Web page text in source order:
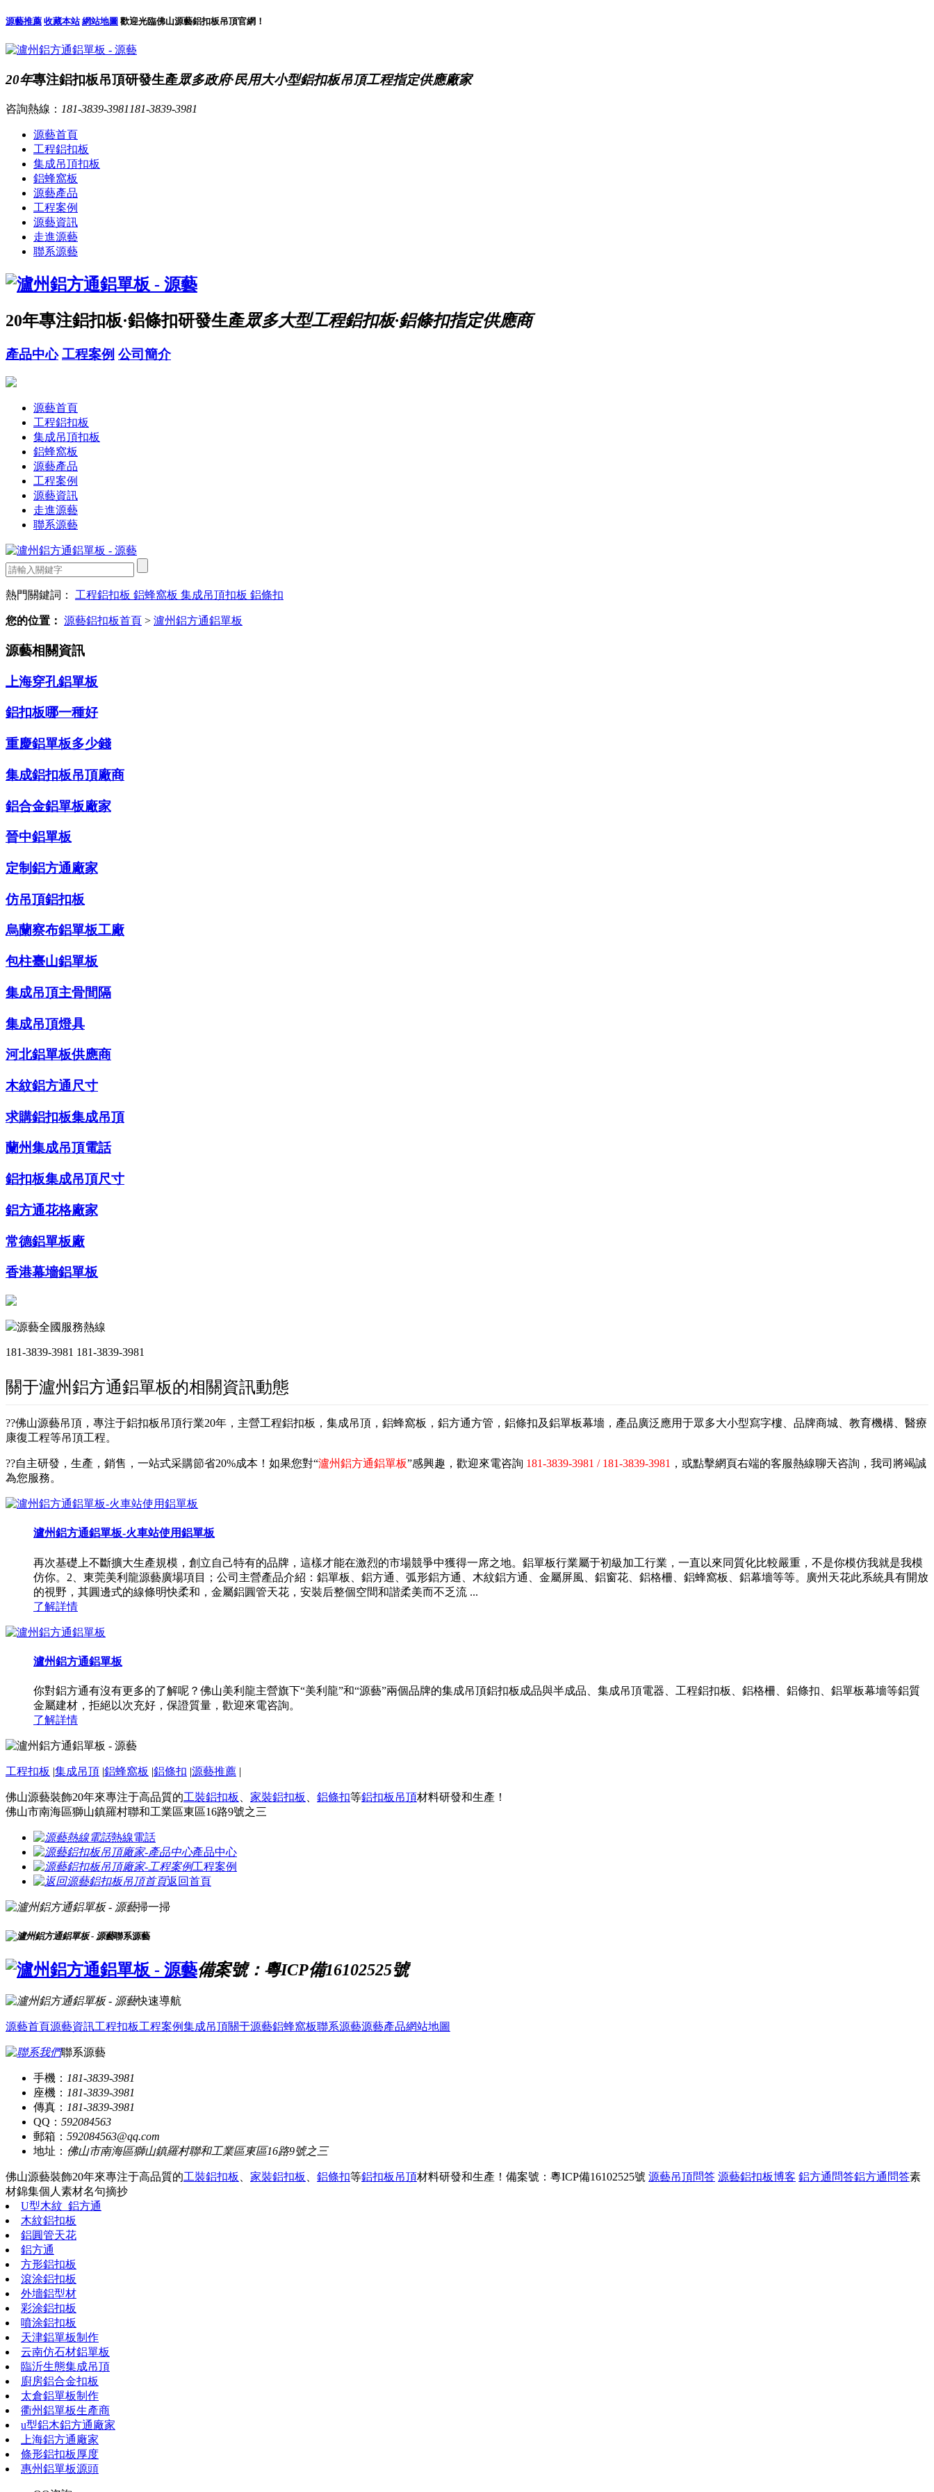
源藝推薦 收藏本站 網站地圖 歡迎光臨佛山源藝鋁扣板吊頂官網！
20年專注鋁扣板吊頂研發生產眾多政府·民用大小型鋁扣板吊頂工程指定供應廠家
咨詢熱線： 181-3839-3981 181-3839-3981
源藝首頁
工程鋁扣板
集成吊頂扣板
鋁蜂窩板
源藝產品
工程案例
源藝資訊
走進源藝
聯系源藝
20年專注鋁扣板·鋁條扣研發生產眾多大型工程鋁扣板·鋁條扣指定供應商
產品中心 工程案例 公司簡介
源藝首頁
工程鋁扣板
集成吊頂扣板
鋁蜂窩板
源藝產品
工程案例
源藝資訊
走進源藝
聯系源藝
熱門關鍵詞： 工程鋁扣板 鋁蜂窩板 集成吊頂扣板 鋁條扣
您的位置： 源藝鋁扣板首頁 > 瀘州鋁方通鋁單板
源藝相關資訊
上海穿孔鋁單板
鋁扣板哪一種好
重慶鋁單板多少錢
集成鋁扣板吊頂廠商
鋁合金鋁單板廠家
晉中鋁單板
定制鋁方通廠家
仿吊頂鋁扣板
烏蘭察布鋁單板工廠
包柱臺山鋁單板
集成吊頂主骨間隔
集成吊頂燈具
河北鋁單板供應商
木紋鋁方通尺寸
求購鋁扣板集成吊頂
蘭州集成吊頂電話
鋁扣板集成吊頂尺寸
鋁方通花格廠家
常德鋁單板廠
香港幕墻鋁單板
源藝全國服務熱線
181-3839-3981 181-3839-3981
關于瀘州鋁方通鋁單板的相關資訊動態
??佛山源藝吊頂，專注于鋁扣板吊頂行業20年，主營工程鋁扣板，集成吊頂，鋁蜂窩板，鋁方通方管，鋁條扣及鋁單板幕墻，產品廣泛應用于眾多大小型寫字樓、品牌商城、教育機構、醫療
康復工程等吊頂工程。
??自主研發，生產，銷售，一站式采購節省20%成本！如果您對“瀘州鋁方通鋁單板”感興趣，歡迎來電咨詢 181-3839-3981 / 181-3839-3981 ，或點擊網頁右端的客服熱線聊天咨詢，我司將竭誠
為您服務。
瀘州鋁方通鋁單板-火車站使用鋁單板
再次基礎上不斷擴大生產規模，創立自己特有的品牌，這樣才能在激烈的市場競爭中獲得一席之地。鋁單板行業屬于初級加工行業，一直以來同質化比較嚴重，不是你模仿我就是我模
仿你。2、東莞美利龍源藝廣場項目；公司主營產品介紹：鋁單板、鋁方通、弧形鋁方通、木紋鋁方通、金屬屏風、鋁窗花、鋁格柵、鋁蜂窩板、鋁幕墻等等。廣州天花此系統具有開放
的視野，其圓邊式的線條明快柔和，金屬鋁圓管天花，安裝后整個空間和諧柔美而不乏流 ...
了解詳情
瀘州鋁方通鋁單板
你對鋁方通有沒有更多的了解呢？佛山美利龍主營旗下“美利龍”和“源藝”兩個品牌的集成吊頂鋁扣板成品與半成品、集成吊頂電器、工程鋁扣板、鋁格柵、鋁條扣、鋁單板幕墻等鋁質
金屬建材，拒絕以次充好，保證質量，歡迎來電咨詢。
了解詳情
工程扣板 |集成吊頂 |鋁蜂窩板 |鋁條扣 |源藝推薦 |
佛山源藝裝飾20年來專注于高品質的工裝鋁扣板 家裝鋁扣板 鋁條扣等鋁扣板吊頂材料研發和生產！
佛山市南海區獅山鎮羅村聯和工業區東區16路9號之三
熱線電話
產品中心
工程案例
返回首頁
掃一掃
聯系源藝
備案號：粵ICP備16102525號
快速導航
源藝首頁源藝資訊工程扣板工程案例集成吊頂關于源藝鋁蜂窩板聯系源藝源藝產品網站地圖
聯系源藝
手機： 181-3839-3981
座機： 181-3839-3981
傳真： 181-3839-3981
QQ： 592084563
郵箱： 592084563@qq.com
地址： 佛山市南海區獅山鎮羅村聯和工業區東區16路9號之三
佛山源藝裝飾20年來專注于高品質的工裝鋁扣板 、 家裝鋁扣板 、 鋁條扣等鋁扣板吊頂材料研發和生產！ 備案號：粵ICP備16102525號 源藝吊頂問答 源藝鋁扣板博客 鋁方通問答鋁方通問答素
材錦集個人素材名句摘抄
U型木紋_鋁方通
木紋鋁扣板
鋁圓管天花
鋁方通
方形鋁扣板
滾涂鋁扣板
外墻鋁型材
彩涂鋁扣板
噴涂鋁扣板
天津鋁單板制作
云南仿石材鋁單板
臨沂生態集成吊頂
廚房鋁合金扣板
太倉鋁單板制作
衢州鋁單板生產商
u型鋁木鋁方通廠家
上海鋁方通廠家
條形鋁扣板厚度
惠州鋁單板源頭